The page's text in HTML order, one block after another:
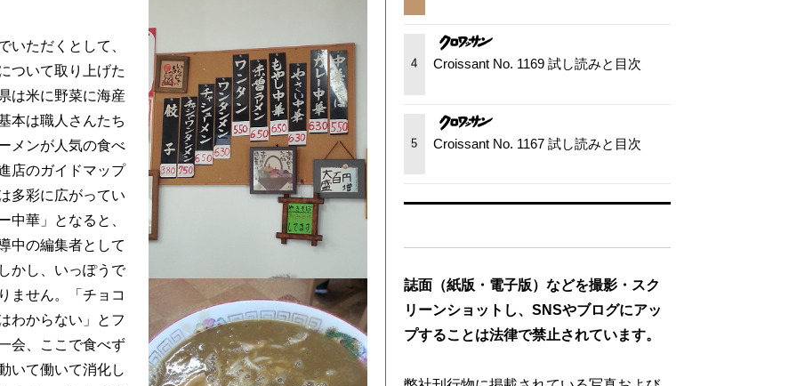
いただくとして、
ついて取り上げた
は米に野菜に海産
本は職人さんたち
メンが人気の食べ
店のガイドマップ
多彩に広がってい
中華」となると、
中の編集者として
かし、いっぽうで
ません。「チョコ
わからない」とフ
会、ここで食べず
いて働いて消化し
4 Croissant No. 1169 試し読みと目次
5 Croissant No. 1167 試し読みと目次
誌面（紙版・電子版）などを撮影・スク
リーンショットし、SNSやブログにアッ
プすることは法律で禁止されています。